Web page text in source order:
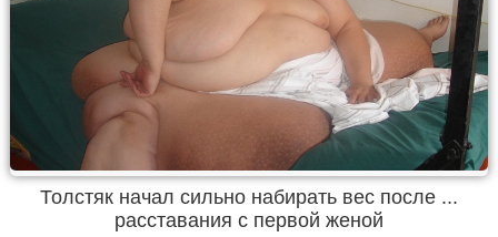
Толстяк начал сильно набирать вес после ...
расставания с первой женой